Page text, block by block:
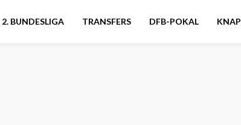
2. BUNDESLIGA TRANSFERS DFB-POKAL